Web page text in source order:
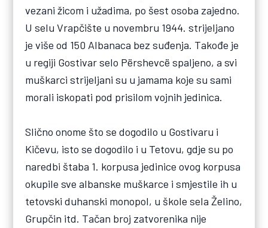
vezani žicom i užadima, po šest osoba zajedno.
U selu Vrapčište u novembru 1944. strijeljano
je više od 150 Albanaca bez suđenja. Takođe je
u regiji Gostivar selo Përshevcë spaljeno, a svi
muškarci strijeljani su u jamama koje su sami
morali iskopati pod prisilom vojnih jedinica.
Slično onome što se dogodilo u Gostivaru i
Kičevu, isto se dogodilo i u Tetovu, gdje su po
naredbi štaba 1. korpusa jedinice ovog korpusa
okupile sve albanske muškarce i smjestile ih u
tetovski duhanski monopol, u škole sela Želino,
Grupčin itd. Tačan broj zatvorenika nije